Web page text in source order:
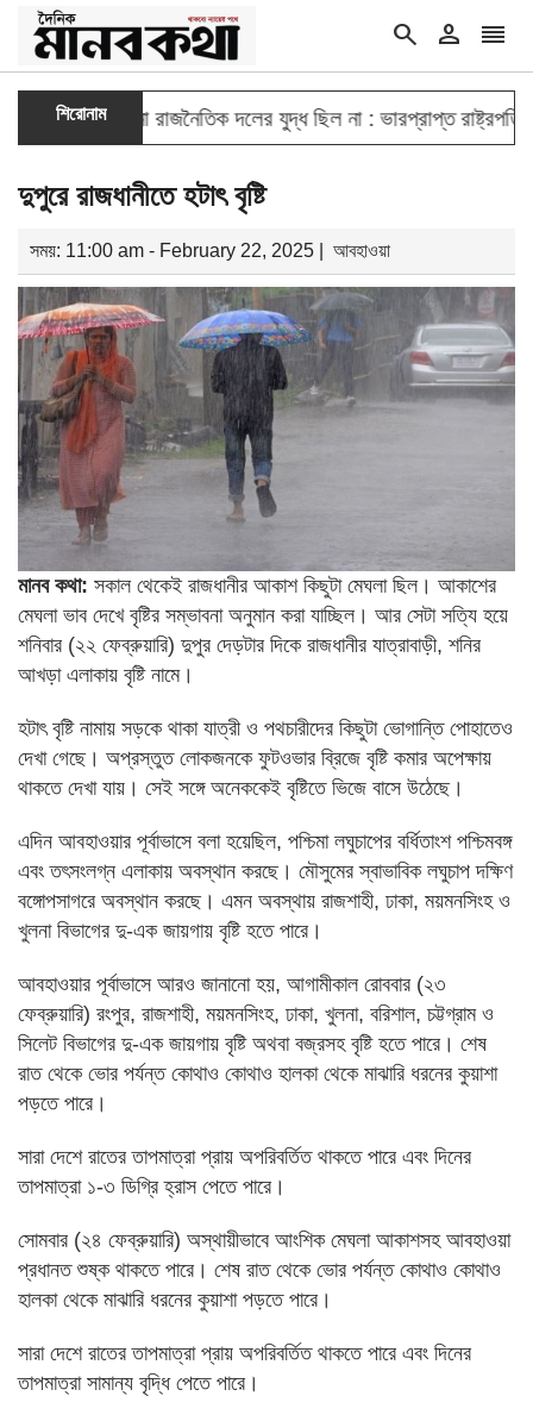
search person reorder
শিরোনাম
কোনো রাজনৈতিক দলের যুদ্ধ ছিল না : ভারপ্রাপ্ত রাষ্ট্রপতি double_arrow
দুপুরে রাজধানীতে হটাৎ বৃষ্টি
সময়: 11:00 am - February 22, 2025 | আবহাওয়া
মানব কথা: সকাল থেকেই রাজধানীর আকাশ কিছুটা মেঘলা ছিল। আকাশের
মেঘলা ভাব দেখে বৃষ্টির সম্ভাবনা অনুমান করা যাচ্ছিল। আর সেটা সত্যি হয়ে
শনিবার (২২ ফেব্রুয়ারি) দুপুর দেড়টার দিকে রাজধানীর যাত্রাবাড়ী, শনির
আখড়া এলাকায় বৃষ্টি নামে।
হটাৎ বৃষ্টি নামায় সড়কে থাকা যাত্রী ও পথচারীদের কিছুটা ভোগান্তি পোহাতেও
দেখা গেছে। অপ্রস্তুত লোকজনকে ফুটওভার ব্রিজে বৃষ্টি কমার অপেক্ষায়
থাকতে দেখা যায়। সেই সঙ্গে অনেককেই বৃষ্টিতে ভিজে বাসে উঠেছে।
এদিন আবহাওয়ার পূর্বাভাসে বলা হয়েছিল, পশ্চিমা লঘুচাপের বর্ধিতাংশ পশ্চিমবঙ্গ
এবং তৎসংলগ্ন এলাকায় অবস্থান করছে। মৌসুমের স্বাভাবিক লঘুচাপ দক্ষিণ
বঙ্গোপসাগরে অবস্থান করছে। এমন অবস্থায় রাজশাহী, ঢাকা, ময়মনসিংহ ও
খুলনা বিভাগের দু-এক জায়গায় বৃষ্টি হতে পারে।
আবহাওয়ার পূর্বাভাসে আরও জানানো হয়, আগামীকাল রোববার (২৩
ফেব্রুয়ারি) রংপুর, রাজশাহী, ময়মনসিংহ, ঢাকা, খুলনা, বরিশাল, চট্টগ্রাম ও
সিলেট বিভাগের দু-এক জায়গায় বৃষ্টি অথবা বজ্রসহ বৃষ্টি হতে পারে। শেষ
রাত থেকে ভোর পর্যন্ত কোথাও কোথাও হালকা থেকে মাঝারি ধরনের কুয়াশা
পড়তে পারে।
সারা দেশে রাতের তাপমাত্রা প্রায় অপরিবর্তিত থাকতে পারে এবং দিনের
তাপমাত্রা ১-৩ ডিগ্রি হ্রাস পেতে পারে।
সোমবার (২৪ ফেব্রুয়ারি) অস্থায়ীভাবে আংশিক মেঘলা আকাশসহ আবহাওয়া
প্রধানত শুষ্ক থাকতে পারে। শেষ রাত থেকে ভোর পর্যন্ত কোথাও কোথাও
হালকা থেকে মাঝারি ধরনের কুয়াশা পড়তে পারে।
সারা দেশে রাতের তাপমাত্রা প্রায় অপরিবর্তিত থাকতে পারে এবং দিনের
তাপমাত্রা সামান্য বৃদ্ধি পেতে পারে।